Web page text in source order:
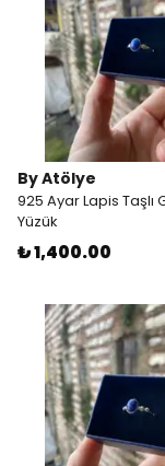
By Atölye
925 Ayar Lapis Taşlı
Yüzük
₺ 1,400.00